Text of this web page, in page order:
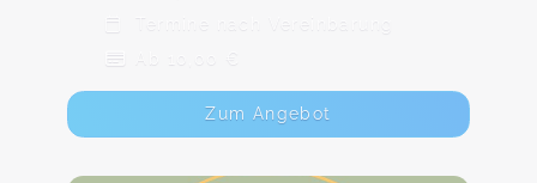
Termine nach Vereinbarung
Ab 10,00 €
Zum Angebot